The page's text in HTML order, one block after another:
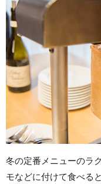
冬の定番メニューのラ
モなどに付けて食べる